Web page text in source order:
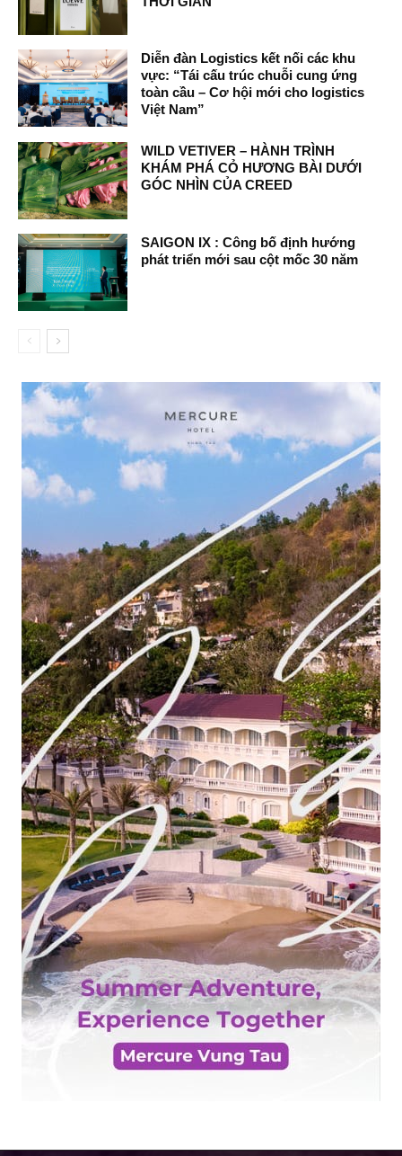
Diễn đàn Logistics kết nối các khu
vực: “Tái cấu trúc chuỗi cung ứng
toàn cầu – Cơ hội mới cho logistics
Việt Nam”
WILD VETIVER – HÀNH TRÌNH
KHÁM PHÁ CỎ HƯƠNG BÀI DƯỚI
GÓC NHÌN CỦA CREED
SAIGON IX : Công bố định hướng
phát triển mới sau cột mốc 30 năm